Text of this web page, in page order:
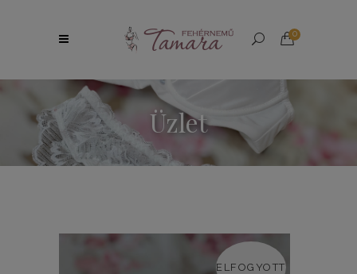
0
Üzlet
ELFOGYOTT